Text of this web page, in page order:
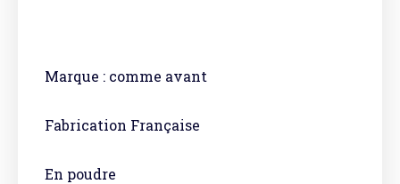
Marque : comme avant
Fabrication Française
En poudre